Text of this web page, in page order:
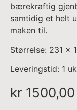
bærekraftig
samtidig et helt
maken til.
Størrelse: 231 x
Leveringstid: 1
kr 1500,00